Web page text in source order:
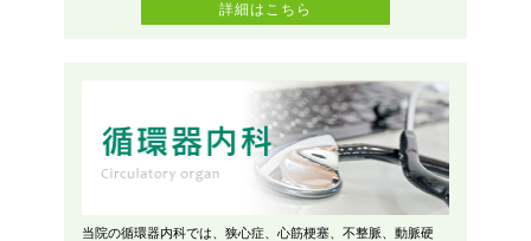
詳細はこちら
当院の循環器内科では、狭心症、心筋梗塞、不整脈、動脈硬